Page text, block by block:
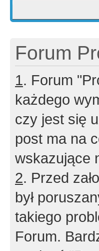
Forum
1. Forum
każdego
czy jest się
post ma na
wskazujące
2. Przed
był
takiego
Forum.